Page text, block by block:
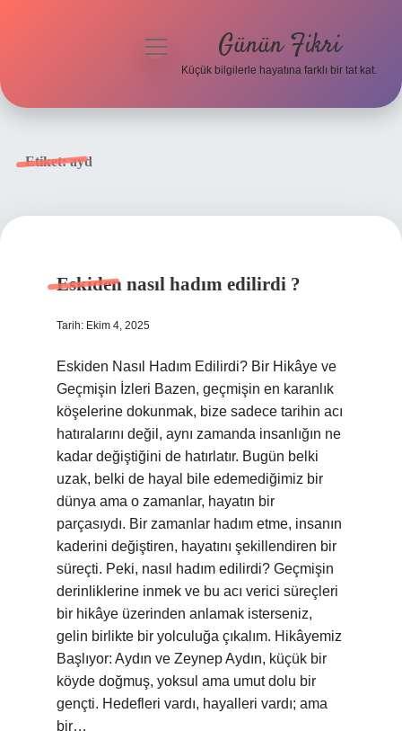
menüyü
Günün Fikri
Küçük bilgilerle hayatına farklı bir tat kat.
Etiket:ayd
Eskiden nasıl hadım edilirdi ?
Tarih: Ekim 4, 2025
Eskiden Nasıl Hadım Edilirdi? Bir Hikâye ve
Geçmişin İzleri Bazen, geçmişin en karanlık
köşelerine dokunmak, bize sadece tarihin acı
hatıralarını değil, aynı zamanda insanlığın ne
kadar değiştiğini de hatırlatır. Bugün belki
uzak, belki de hayal bile edemediğimiz bir
dünya ama o zamanlar, hayatın bir
parçasıydı. Bir zamanlar hadım etme, insanın
kaderini değiştiren, hayatını şekillendiren bir
süreçti. Peki, nasıl hadım edilirdi? Geçmişin
derinliklerine inmek ve bu acı verici süreçleri
bir hikâye üzerinden anlamak isterseniz,
gelin birlikte bir yolculuğa çıkalım. Hikâyemiz
Başlıyor: Aydın ve Zeynep Aydın, küçük bir
köyde doğmuş, yoksul ama umut dolu bir
gençti. Hedefleri vardı, hayalleri vardı; ama
bir…